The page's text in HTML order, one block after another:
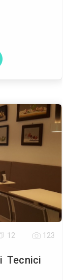
Tecnici
12 123